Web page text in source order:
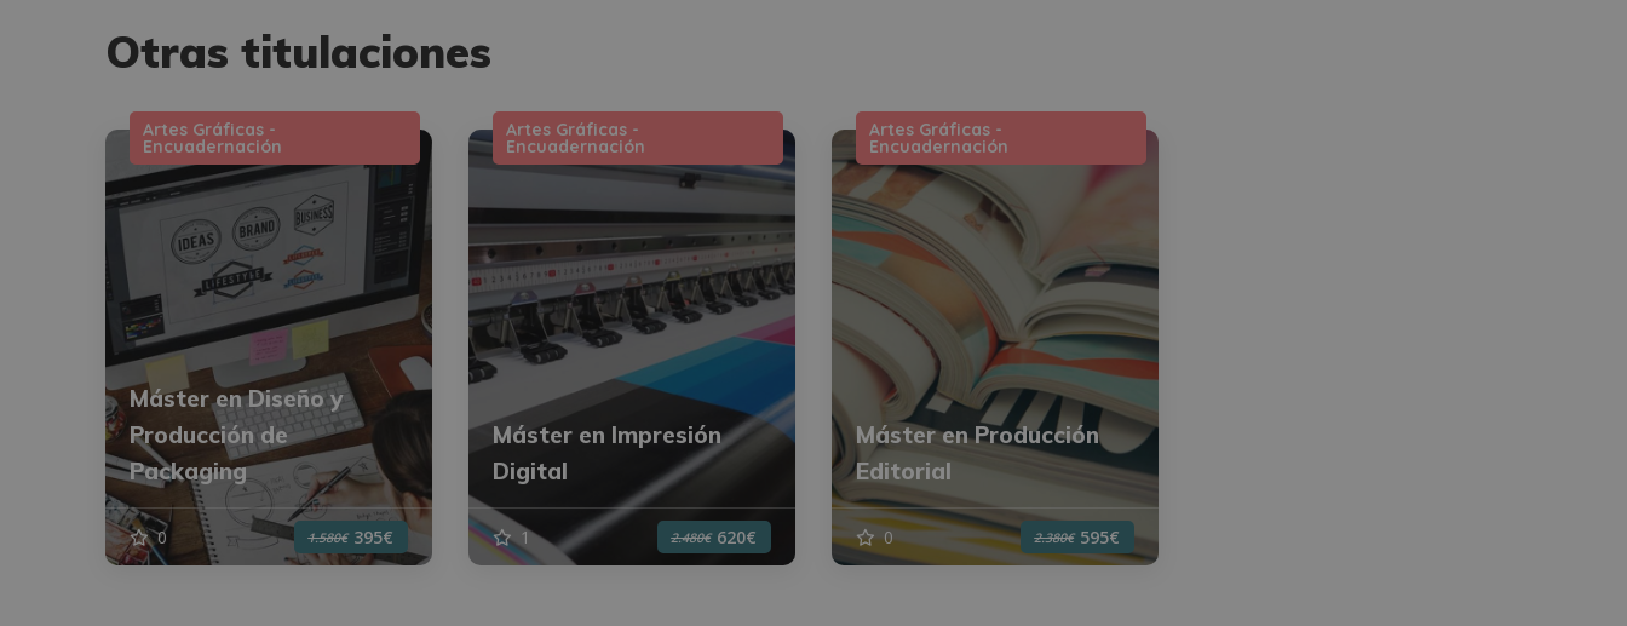
Otras titulaciones
Artes Gráficas -
Encuadernación
Máster en Diseño y
Producción de
Packaging
0 1.580€ 395€
Artes Gráficas -
Encuadernación
Máster en Impresión
Digital
1 2.480€ 620€
Artes Gráficas -
Encuadernación
Máster en Producción
Editorial
0 2.380€ 595€